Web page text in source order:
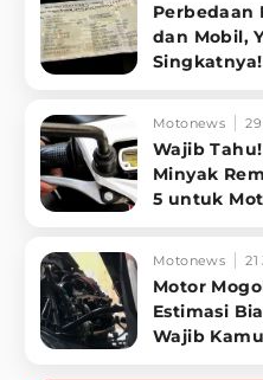
Perbedaan
dan Mobil,
Singkatnya!
Motonews
Wajib
Minyak
5 untuk
Motonews
Motor
Estimasi
Wajib